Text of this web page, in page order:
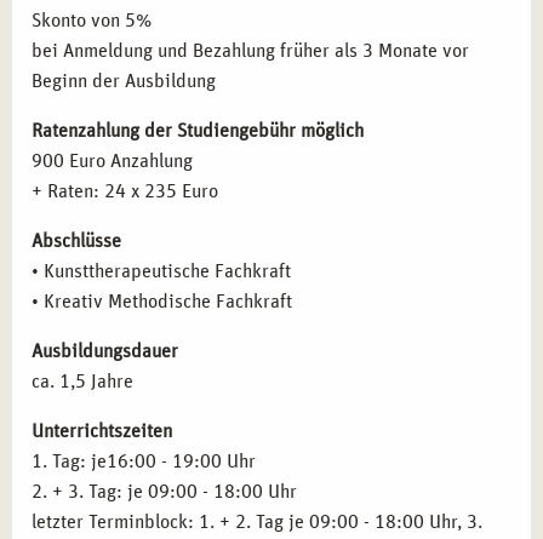
Gruppendynamik
verschiedenen Zielgruppen unterstützen.
BERUFLICHE PERSPEKTIVEN NACH DER
AUSBILDUNG IN BERLIN
Absolventen derkunsttherapeutischen Praxisausbildung
haben vielfältige berufliche Perspektiven. Sie können in
Kunsttherapie
Musiktherapie ,Traumatherapie
Demenzprävention
und Krisenintervention
Praxen,Kliniken,Kindertageseinrichtungen
Seniorenheimen
ZIELGRUPPEN FÜR DIE AUSBILDUNG IN BERLIN
Diese Ausbildung richtet sich an Menschen mit
künstlerischen Vorerfahrungen, wieMalerei,Fotografie
Gruppenarbeit
Gruppendynamische Prozesse
Themen- und teilnehmerzentrierte Stundenplanung
Therapeutische Techniken: Materialkunde und Übungen
in der Malerei
Kommunikation und Gesprächsführung
Kunsttherapie in der Heilpädagogik
Kunsttherapie in der Demenzprävention und -arbeit
Arbeit in der Traumatherapie und Krisenintervention
Kulturpädagogik
Kreative Arbeit im klinischen Kontext
Psychopathologie
Klinische Pathologie
Praxistraining, Supervision und Selbsterfahrung
Inhalte des BasismodulsKreativ methodische Fachkraft
Skonto von 5%
bei Anmeldung und Bezahlung früher als 3 Monate vor
Beginn der Ausbildung
Ratenzahlung der Studiengebühr möglich
900 Euro Anzahlung
+ Raten: 24 x 235 Euro
Abschlüsse
• Kunsttherapeutische Fachkraft
• Kreativ Methodische Fachkraft
Ausbildungsdauer
ca. 1,5 Jahre
Unterrichtszeiten
1. Tag: je16:00 - 19:00 Uhr
2. + 3. Tag: je 09:00 - 18:00 Uhr
letzter Terminblock: 1. + 2. Tag je 09:00 - 18:00 Uhr, 3.